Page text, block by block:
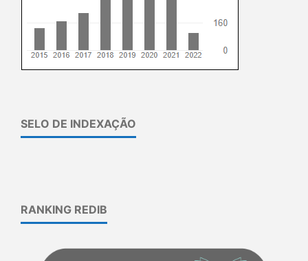
SELO DE INDEXAÇÃO
RANKING REDIB